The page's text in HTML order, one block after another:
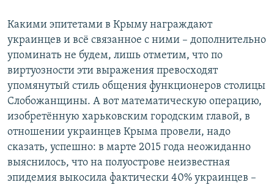
Какими эпитетами в Крыму награждают
украинцев и всё связанное с ними – дополнительно
упоминать не будем, лишь отметим, что по
виртуозности эти выражения превосходят
упомянутый стиль общения функционеров столицы
Слобожанщины. А вот математическую операцию,
изобретённую харьковским городским главой, в
отношении украинцев Крыма провели, надо
сказать, успешно: в марте 2015 года неожиданно
выяснилось, что на полуострове неизвестная
эпидемия выкосила фактически 40% украинцев –